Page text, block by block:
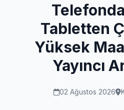
Tabletten
Yüksek
Yayıncı
02 Ağustos 2026